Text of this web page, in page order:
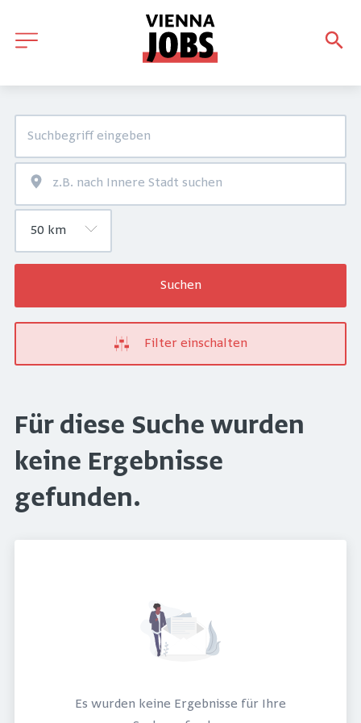
Suchen
Filter einschalten
Für diese Suche wurden
keine Ergebnisse
gefunden.
Es wurden keine Ergebnisse für Ihre